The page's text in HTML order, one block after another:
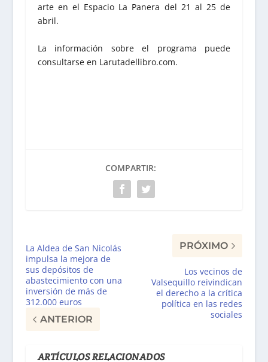
arte en el Espacio La Panera del 21 al 25 de
abril.
La información sobre el programa puede
consultarse en Larutadellibro.com.
COMPARTIR:
La Aldea de San Nicolás
impulsa la mejora de
sus depósitos de
abastecimiento con una
inversión de más de
312.000 euros
ANTERIOR
PRÓXIMO
Los vecinos de
Valsequillo reivindican
el derecho a la crítica
política en las redes
sociales
ARTÍCULOS RELACIONADOS